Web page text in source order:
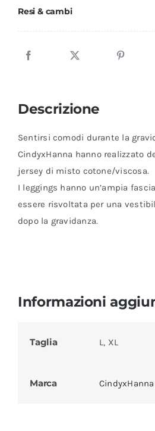
Resi & cambi
Descrizione
Sentirsi comodi durante la
CindyxHanna hanno realizzato
jersey di misto cotone/viscosa.
I leggings hanno un’ampia
essere risvoltata per una
dopo la gravidanza.
Informazioni
Taglia L, XL
Marca CindyxHanna